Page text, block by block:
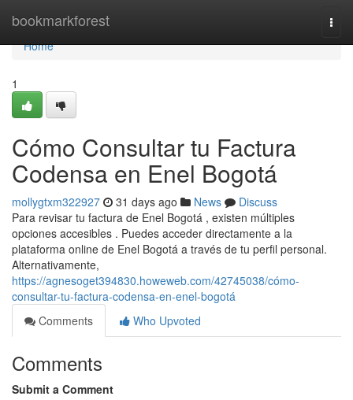
bookmarkforest
Home
Home
1
Cómo Consultar tu Factura
Codensa en Enel Bogotá
mollygtxm322927 31 days ago News
Discuss
Para revisar tu factura de Enel Bogotá , existen múltiples
opciones accesibles . Puedes acceder directamente a la
plataforma online de Enel Bogotá a través de tu perfil personal.
Alternativamente,
https://agnesoget394830.howeweb.com/42745038/cómo-
consultar-tu-factura-codensa-en-enel-bogotá
Comments
Who Upvoted
Comments
Submit a Comment